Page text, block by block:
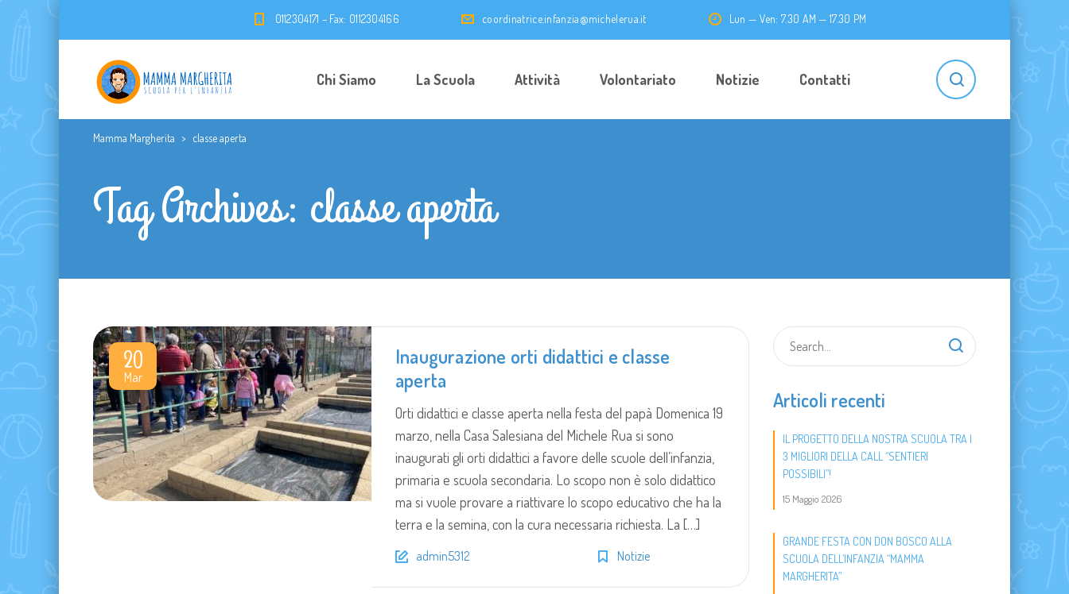
0112304171 – Fax: 0112304166 coordinatrice.infanzia@michelerua.it Lun — Ven: 7.30 AM — 17.30 PM
Chi Siamo La Scuola Attività Volontariato Notizie Contatti
Mamma Margherita > classe aperta
Tag Archives: classe aperta
20
Mar
Inaugurazione orti didattici e classe
aperta
Orti didattici e classe aperta nella festa del papà Domenica 19
marzo, nella Casa Salesiana del Michele Rua si sono
inaugurati gli orti didattici a favore delle scuole dell’infanzia,
primaria e scuola secondaria. Lo scopo non è solo didattico
ma si vuole provare a riattivare lo scopo educativo che ha la
terra e la semina, con la cura necessaria richiesta. La […]
admin5312 Notizie
Articoli recenti
​IL PROGETTO DELLA NOSTRA SCUOLA TRA I
3 MIGLIORI DELLA CALL “SENTIERI
POSSIBILI”!
15 Maggio 2026
GRANDE FESTA CON DON BOSCO ALLA
SCUOLA DELL’INFANZIA “MAMMA
MARGHERITA”